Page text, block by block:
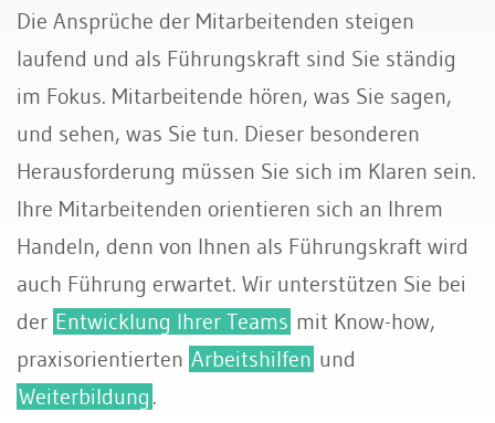
Die Ansprüche der Mitarbeitenden steigen
laufend und als Führungskraft sind Sie ständig
im Fokus. Mitarbeitende hören, was Sie sagen,
und sehen, was Sie tun. Dieser besonderen
Herausforderung müssen Sie sich im Klaren sein.
Ihre Mitarbeitenden orientieren sich an Ihrem
Handeln, denn von Ihnen als Führungskraft wird
auch Führung erwartet. Wir unterstützen Sie bei
der Entwicklung Ihrer Teams mit Know-how,
praxisorientierten Arbeitshilfen und
Weiterbildung .